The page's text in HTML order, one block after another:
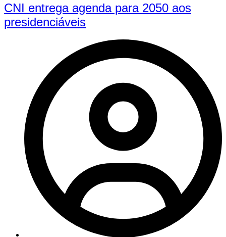
CNI entrega agenda para 2050 aos
presidenciáveis